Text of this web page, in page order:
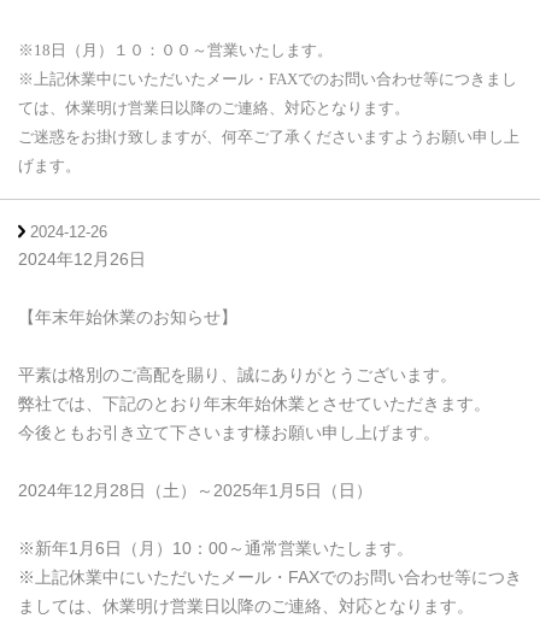
※18日（月）１０：００～営業いたします。
※上記休業中にいただいたメール・FAXでのお問い合わせ等につきまし
ては、休業明け営業日以降のご連絡、対応となります。
ご迷惑をお掛け致しますが、何卒ご了承くださいますようお願い申し上
げます。
2024-12-26
2024年12月26日
【年末年始休業のお知らせ】
平素は格別のご高配を賜り、誠にありがとうございます。
弊社では、下記のとおり年末年始休業とさせていただきます。
今後ともお引き立て下さいます様お願い申し上げます。
2024年12月28日（土）～2025年1月5日（日）
※新年1月6日（月）10：00～通常営業いたします。
※上記休業中にいただいたメール・FAXでのお問い合わせ等につき
ましては、休業明け営業日以降のご連絡、対応となります。